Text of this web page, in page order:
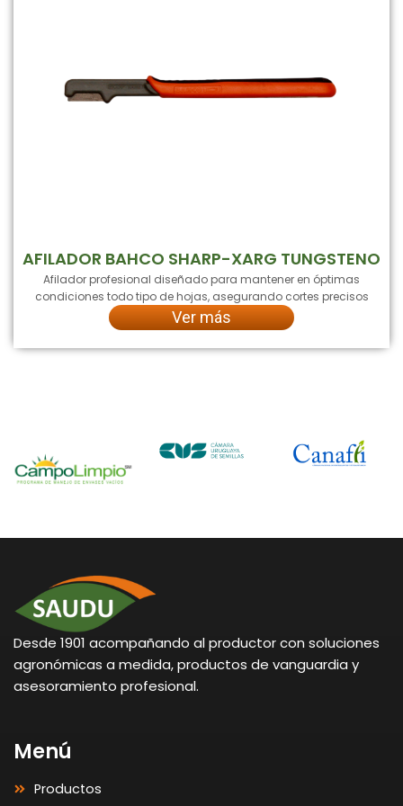
AFILADOR BAHCO SHARP-XARG TUNGSTENO
Afilador profesional diseñado para mantener en óptimas
condiciones todo tipo de hojas, asegurando cortes precisos
Ver más
Desde 1901 acompañando al productor con soluciones
agronómicas a medida, productos de vanguardia y
asesoramiento profesional.
Menú
Productos